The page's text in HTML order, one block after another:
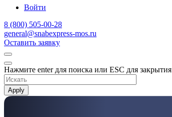
Войти
8 (800) 505-00-28
general@snabexpress-mos.ru
Оставить заявку
Нажмите enter для поиска или ESC для закрытия
Apply